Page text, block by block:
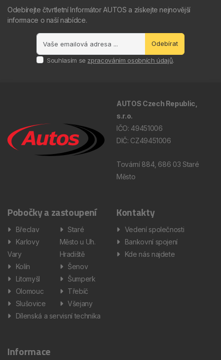
Odebírejte čtvrtletní Informátor AUTOS a získejte nejnovější
informace o naší nabídce.
Odebírat
Souhlasím se zpracováním osobních údajů.
AUTOS Czech Republic,
s.r.o.
IČO: 49451006
DIČ: CZ49451006
Tovární 884, 686 03 Staré
Město
Pobočky a zastoupení
Břeclav
Karlovy
Vary
Kolín
Litomyšl
Olomouc
Slušovice
Staré
Město u Uh.
Hradiště
Šenov
Šumperk
Třebíč
Všejany
Dílenská a servisní technika
Kontakty
Vedení společnosti
Bankovní spojení
Kde nás najdete
Informace